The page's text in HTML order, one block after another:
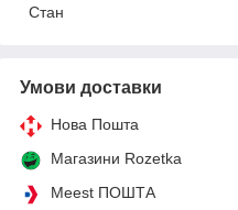
Стан
Умови доставки
Нова Пошта
Магазини Rozetka
Meest ПОШТА